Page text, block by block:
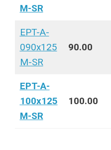
M-SR
EPT-A-
090x125
M-SR
90.00
EPT-A-
100x125
M-SR
100.00